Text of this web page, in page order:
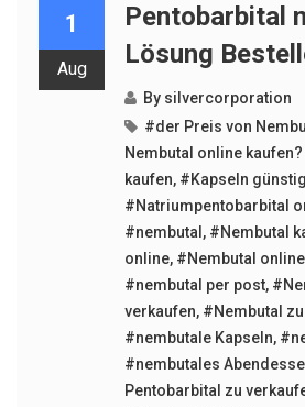
1
Aug
Pentobarbital
Lösung
By silvercorporation
#der Preis von
Nembutal online
kaufen, #Kapseln
#Natriumpentobarbital
#nembutal , #Nembutal
online, #Nembutal
#nembutal per post,
verkaufen, #Nembutal
#nembutale Kapseln,
#nembutales
Pentobarbital zu